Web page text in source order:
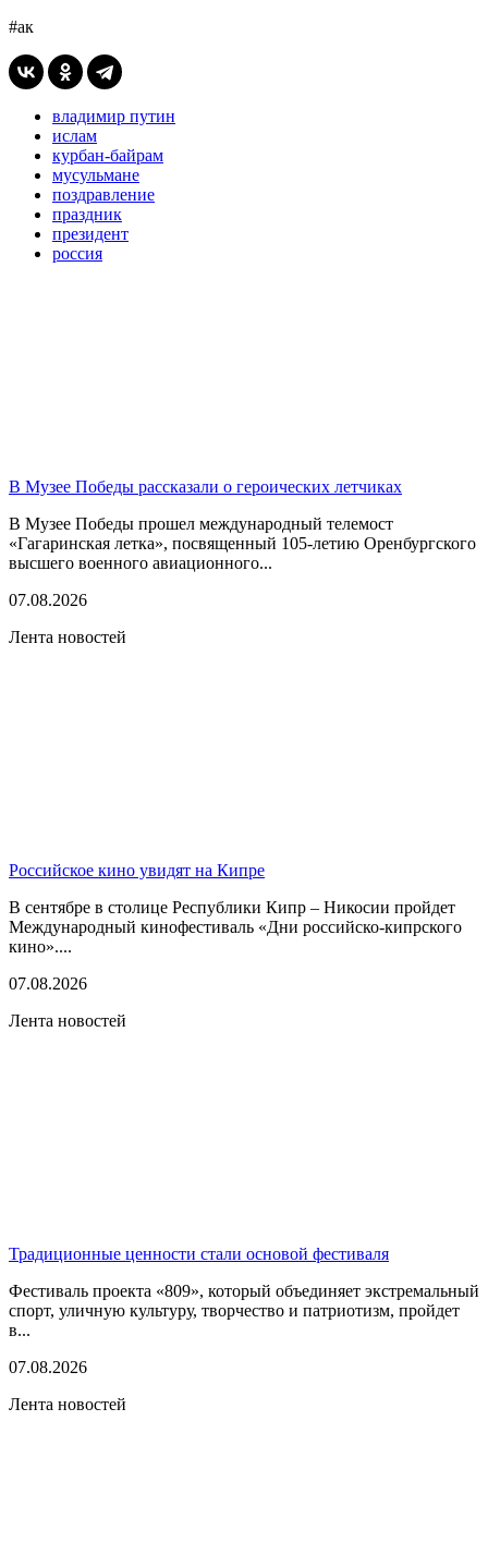
#ак
владимир путин
ислам
курбан-байрам
мусульмане
поздравление
праздник
президент
россия
В Музее Победы рассказали о героических летчиках
В Музее Победы прошел международный телемост
«Гагаринская летка», посвященный 105-летию Оренбургского
высшего военного авиационного...
07.08.2026
Лента новостей
Российское кино увидят на Кипре
В сентябре в столице Республики Кипр – Никосии пройдет
Международный кинофестиваль «Дни российско-кипрского
кино»....
07.08.2026
Лента новостей
Традиционные ценности стали основой фестиваля
Фестиваль проекта «809», который объединяет экстремальный
спорт, уличную культуру, творчество и патриотизм, пройдет
в...
07.08.2026
Лента новостей